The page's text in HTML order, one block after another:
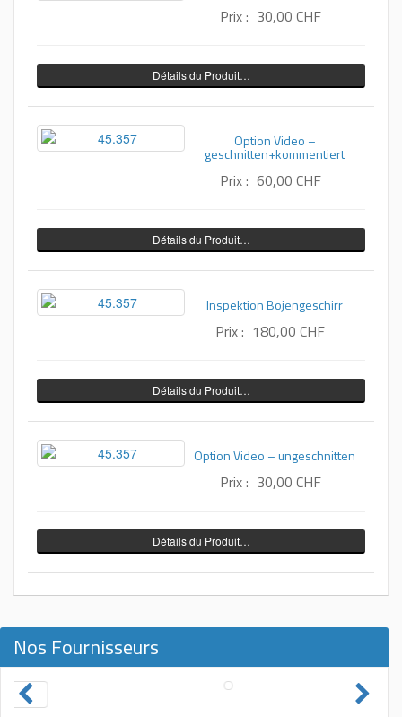
Prix : 30,00 CHF
Détails du Produit…
Option Video –
geschnitten+kommentiert
Prix : 60,00 CHF
Détails du Produit…
Inspektion Bojengeschirr
Prix : 180,00 CHF
Détails du Produit…
Option Video – ungeschnitten
Prix : 30,00 CHF
Détails du Produit…
Nos Fournisseurs